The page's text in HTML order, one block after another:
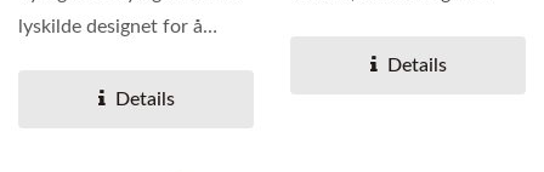
lyskilde designet for å
Details
Details